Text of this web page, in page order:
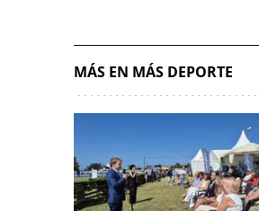
MÁS EN MÁS DEPORTE